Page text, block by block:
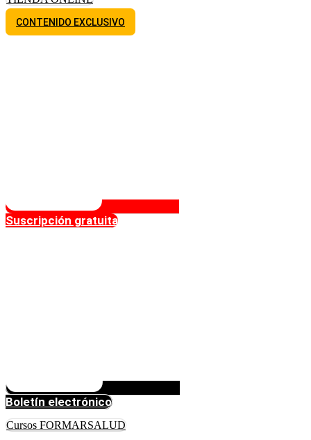
CONTENIDO EXCLUSIVO
Suscripción gratuita
Boletín electrónico
Cursos FORMARSALUD